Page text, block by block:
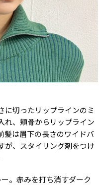
に切ったリップラインのミ
れ、頬骨からリップライン
髪は眉下の長さのワイドバ
が、スタイリング剤をつけ
。赤みを打ち消すダーク